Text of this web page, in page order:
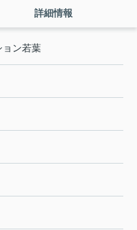
詳細情報
ョン若葉